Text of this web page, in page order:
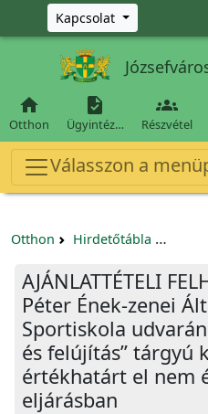
Ugrás a fő tartalomra
Kapcsolat

Otthon

Ügyintéz…

Részvétel
Válasszon a
Otthon Hirdetőtábla
AJÁNLATTÉTELI
Péter Ének-zenei
Sportiskola
és felújítás” tárgyú
értékhatárt el nem
eljárásban